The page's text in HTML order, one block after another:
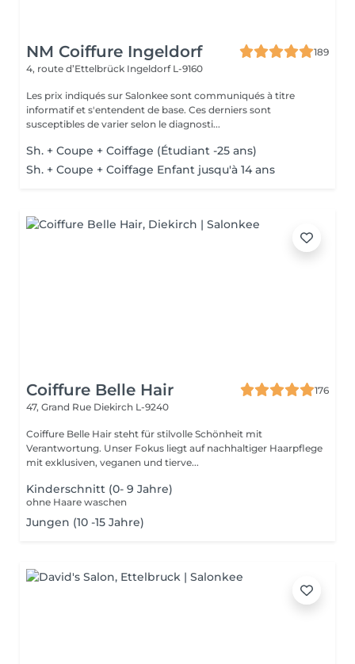
NM Coiffure Ingeldorf
189
4, route d’Ettelbrück Ingeldorf L-9160
Les prix indiqués sur Salonkee sont communiqués à titre
informatif et s'entendent de base. Ces derniers sont
susceptibles de varier selon le diagnosti...
Sh. + Coupe + Coiffage (Étudiant -25 ans)
Sh. + Coupe + Coiffage Enfant jusqu'à 14 ans
Coiffure Belle Hair
176
47, Grand Rue Diekirch L-9240
Coiffure Belle Hair steht für stilvolle Schönheit mit
Verantwortung. Unser Fokus liegt auf nachhaltiger Haarpflege
mit exklusiven, veganen und tierve...
Kinderschnitt (0- 9 Jahre)
ohne Haare waschen
Jungen (10 -15 Jahre)